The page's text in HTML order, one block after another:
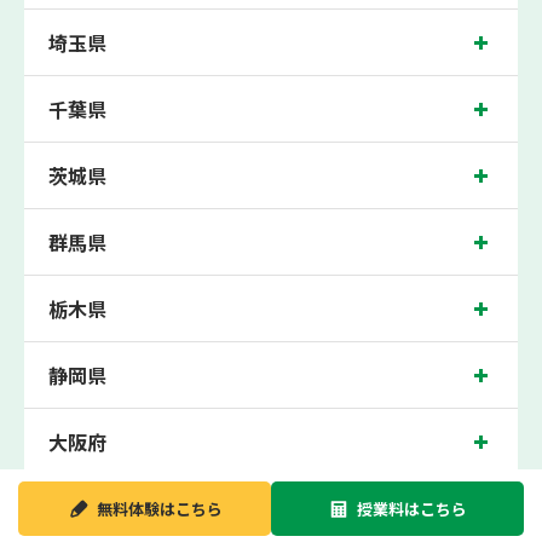
校、古和釜小学校の各小学校や、習志野台中学校、坪井中学校、七林中学校、古和
ト、期末テストなどのテスト対策や高校受験・大学受験に向けた受験指導などを実
北習志野近くの塾・個別指導塾。千葉県船橋市の小学生・中学生・高校生の成績ア
ップの塾・個別指導塾なら「森塾 北習志野校」へ。
別指導塾です。
ます。新京成線・東葉高速線北習志野駅から徒歩1分に位置する塾・個別指導塾で
す。北習志野校は地域の評判を呼び、北習志野駅はもちろん、近隣の習志野駅や高
根木戸駅からもお通いいただいております。無料体験受付中です！
埼玉県
千葉県
茨城県
群馬県
栃木県
静岡県
大阪府
新潟県無料体験はこちら 授業料はこちら